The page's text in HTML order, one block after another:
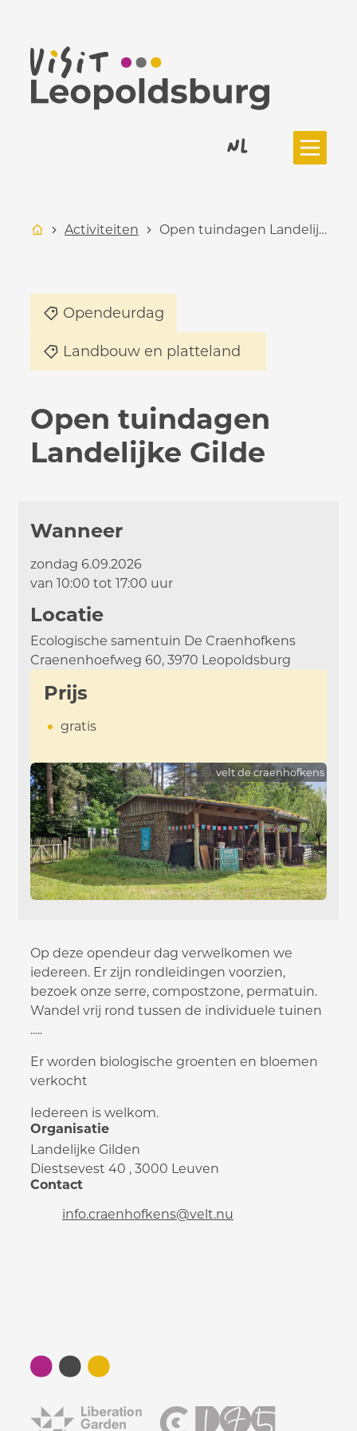
Toerisme Leopoldsburg
NL Menu
Startpagina
Activiteiten Open tuindagen Landelijke Gilde
Categorieën
Opendeurdag
Landbouw en platteland
Open tuindagen
Landelijke Gilde
Op deze opendeur dag verwelkomen we
iedereen. Er zijn rondleidingen voorzien,
bezoek onze serre, compostzone, permatuin.
Wandel vrij rond tussen de individuele tuinen
.....
Er worden biologische groenten en bloemen
verkocht
Iedereen is welkom.
Organisatie
Landelijke Gilden
Diestsevest 40 , 3000 Leuven
Contact
E-mailinfo.craenhofkens@velt.nu
Wanneer
zondag 6.09.2026
van 10:00 tot 17:00 uur
Locatie
Ecologische samentuin De Craenhofkens
Craenenhoefweg 60, 3970 Leopoldsburg
Prijs
gratis
velt de craenhofkens